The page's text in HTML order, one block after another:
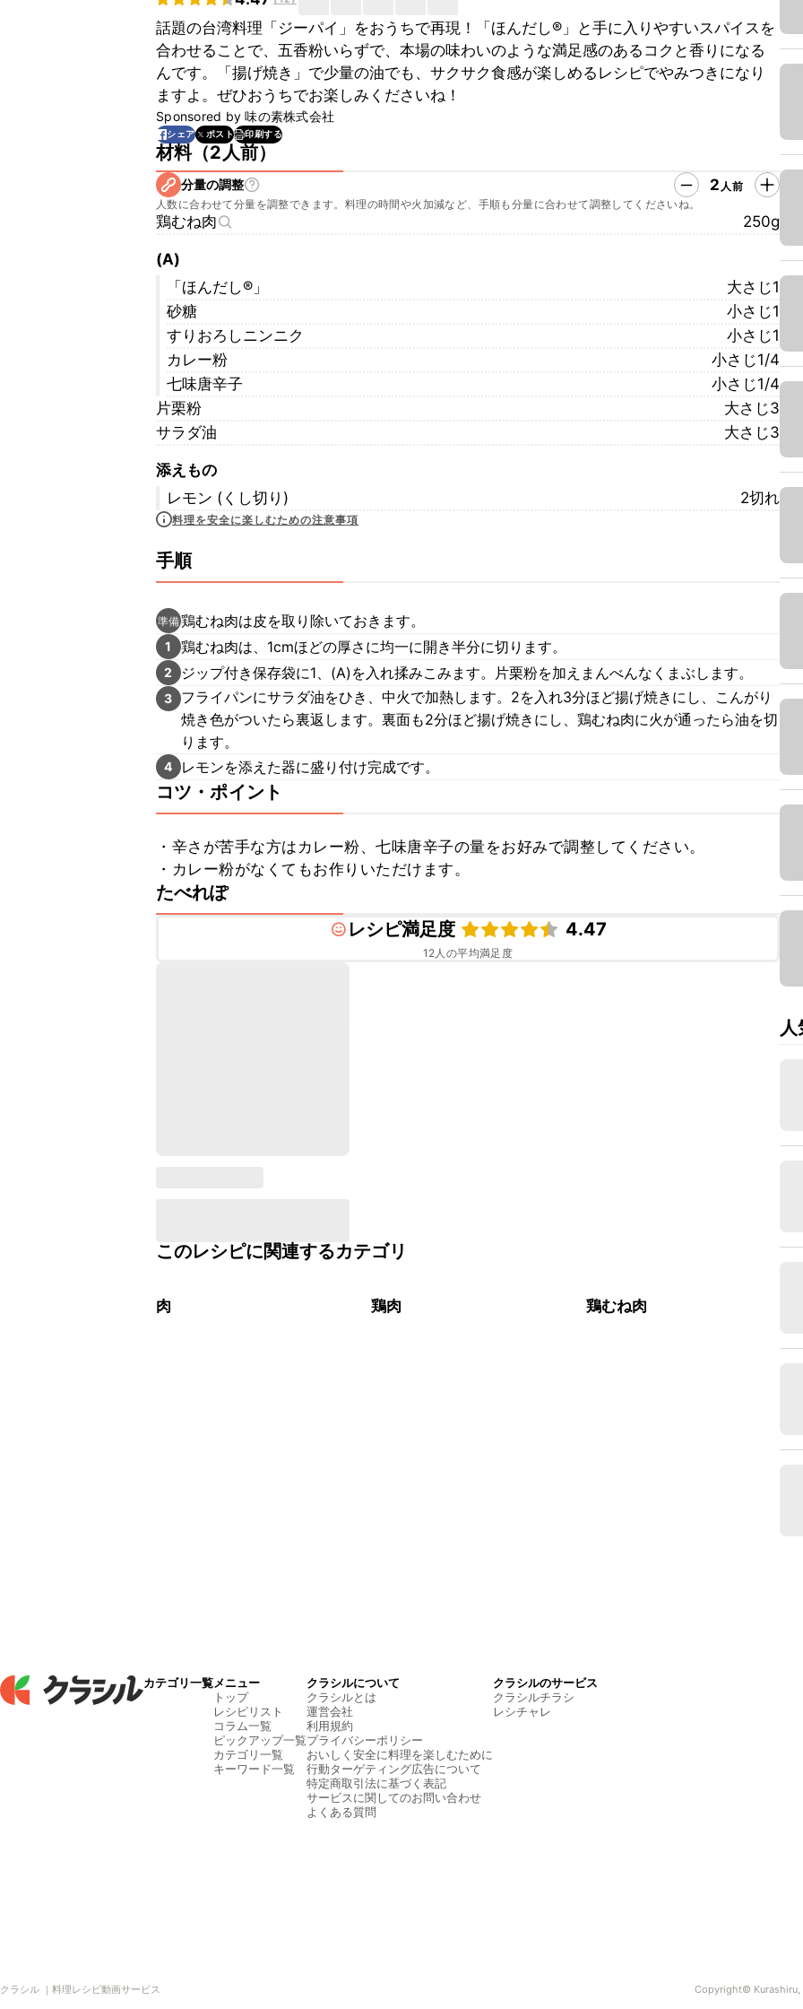
話題の台湾料理「ジーパイ」をおうちで再現！「ほんだし®」と手に入りやすいスパイスを
合わせることで、五香粉いらずで、本場の味わいのような満足感のあるコクと香りになる
んです。「揚げ焼き」で少量の油でも、サクサク食感が楽しめるレシピでやみつきになり
ますよ。ぜひおうちでお楽しみくださいね！
Sponsored by味の素株式会社
シェア ポスト 印刷する
材料（2人前）
分量の調整 2 人前
人数に合わせて分量を調整できます。料理の時間や火加減など、手順も分量に合わせて調整してくださいね。
鶏むね肉 250g
(A)
「ほんだし®︎」
大さじ1
砂糖
小さじ1
すりおろしニンニク
小さじ1
カレー粉
小さじ1/4
七味唐辛子
小さじ1/4
片栗粉
大さじ3
サラダ油
大さじ3
添えもの
レモン (くし切り)
2切れ
料理を安全に楽しむための注意事項
手順
準備鶏むね肉は皮を取り除いておきます。
1 鶏むね肉は、1cmほどの厚さに均一に開き半分に切ります。
2 ジップ付き保存袋に1、(A)を入れ揉みこみます。片栗粉を加えまんべんなくまぶします。
3
フライパンにサラダ油をひき、中火で加熱します。2を入れ3分ほど揚げ焼きにし、こんがり
焼き色がついたら裏返します。裏面も2分ほど揚げ焼きにし、鶏むね肉に火が通ったら油を切
ります。
4 レモンを添えた器に盛り付け完成です。
コツ・ポイント
・辛さが苦手な方はカレー粉、七味唐辛子の量をお好みで調整してください。
・カレー粉がなくてもお作りいただけます。
たべれぽ
レシピ満足度
4.47
12人の平均満足度
このレシピに関連するカテゴリ
肉 鶏肉 鶏むね肉
カテゴリ一覧メニュー
トップ
レシピリスト
コラム一覧
ピックアップ一覧
カテゴリ一覧
キーワード一覧
クラシルについて
クラシルとは
運営会社
利用規約
プライバシーポリシー
おいしく安全に料理を楽しむために
行動ターゲティング広告について
特定商取引法に基づく表記
サービスに関してのお問い合わせ
よくある質問
クラシルのサービス
クラシルチラシ
レシチャレ
クラシル ｜料理レシピ動画サービス Copyright© Kurashiru,